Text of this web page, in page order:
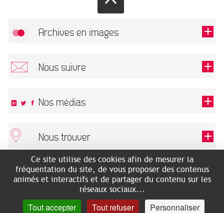
Archives en images
Nous suivre
Ce champ est exigé.
Nos médias
Nous trouver
ARCHIVES MUNICIPALES
2 rue des Archives
Accès mobilité réduite :
7 avenue de Bellevue
RECHERCHES GÉNÉALOGIQUES
NOUS CONNAÎTRE
SERVICE ÉDUCATIF
LES ARCHIVES EN LIGNE
HISTOIRE DE TOULOUSE
Ce site utilise des cookies afin de mesurer la
fréquentation du site, de vous proposer des contenus
animés et interactifs et de partager du contenu sur les
réseaux sociaux...
Tout accepter Tout refuser Personnaliser